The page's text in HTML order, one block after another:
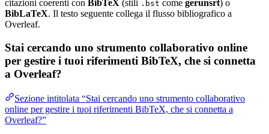
citazioni coerenti con BibTeX (stili .bst come gerunsrt) o
BibLaTeX. Il testo seguente collega il flusso bibliografico a
Overleaf.
Stai cercando uno strumento collaborativo online
per gestire i tuoi riferimenti BibTeX, che si connetta
a Overleaf?
Sezione intitolata “Stai cercando uno strumento collaborativo
online per gestire i tuoi riferimenti BibTeX, che si connetta a
Overleaf?”